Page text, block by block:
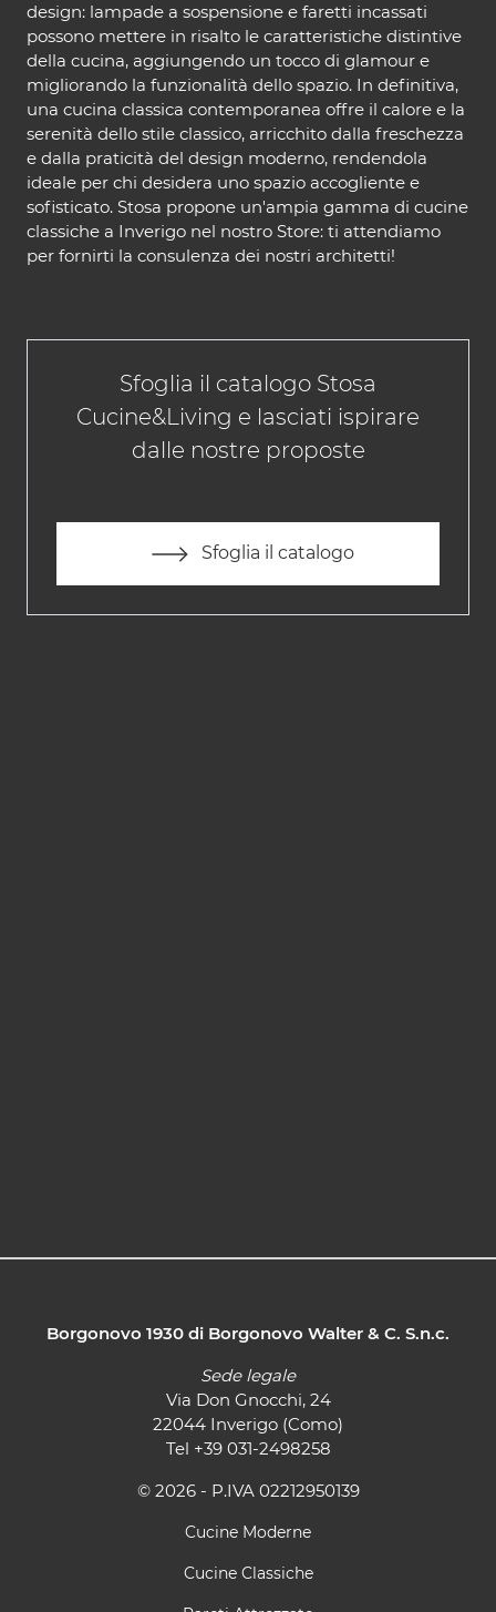
design: lampade a sospensione e faretti incassati
possono mettere in risalto le caratteristiche distintive
della cucina, aggiungendo un tocco di glamour e
migliorando la funzionalità dello spazio. In definitiva,
una cucina classica contemporanea offre il calore e la
serenità dello stile classico, arricchito dalla freschezza
e dalla praticità del design moderno, rendendola
ideale per chi desidera uno spazio accogliente e
sofisticato. Stosa propone un'ampia gamma di cucine
classiche a Inverigo nel nostro Store: ti attendiamo
per fornirti la consulenza dei nostri architetti!
Sfoglia il catalogo Stosa
Cucine&Living e lasciati ispirare
dalle nostre proposte
Sfoglia il catalogo
Borgonovo 1930 di Borgonovo Walter & C. S.n.c.
Sede legale
Via Don Gnocchi, 24
22044 Inverigo (Como)
Tel +39 031-2498258
© 2026 - P.IVA 02212950139
Cucine Moderne
Cucine Classiche